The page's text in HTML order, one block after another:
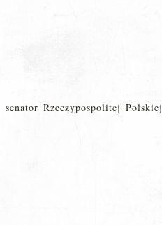
Rzeczypospolitej Polskiej